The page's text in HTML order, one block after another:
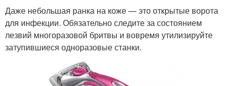
Даже небольшая ранка на коже — это открытые ворота
для инфекции. Обязательно следите за состоянием
лезвий многоразовой бритвы и вовремя утилизируйте
затупившиеся одноразовые станки.